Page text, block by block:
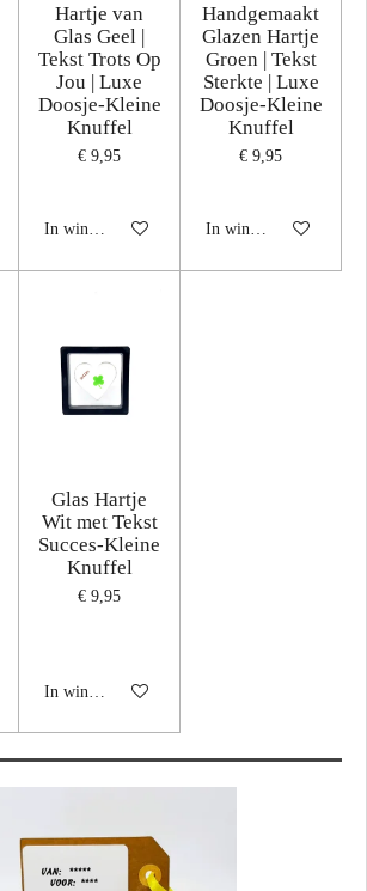
Hartje van
Glas Geel |
Tekst Trots Op
Jou | Luxe
Doosje-Kleine
Knuffel
€ 9,95
In winkelwagen
Handgemaakt
Glazen Hartje
Groen | Tekst
Sterkte | Luxe
Doosje-Kleine
Knuffel
€ 9,95
In winkelwagen
Glas Hartje
Wit met Tekst
Succes-Kleine
Knuffel
€ 9,95
In winkelwagen